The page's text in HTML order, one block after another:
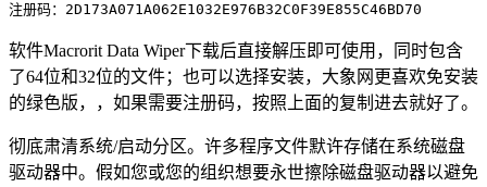
软件Macrorit Data Wiper下载后直接解压即可使用，同时包含
了64位和32位的文件；也可以选择安装，大象网更喜欢免安装
的绿色版，，如果需要注册码，按照上面的复制进去就好了。
彻底肃清系统/启动分区。许多程序文件默许存储在系统磁盘
驱动器中。假如您或您的组织想要永世擦除磁盘驱动器以避免